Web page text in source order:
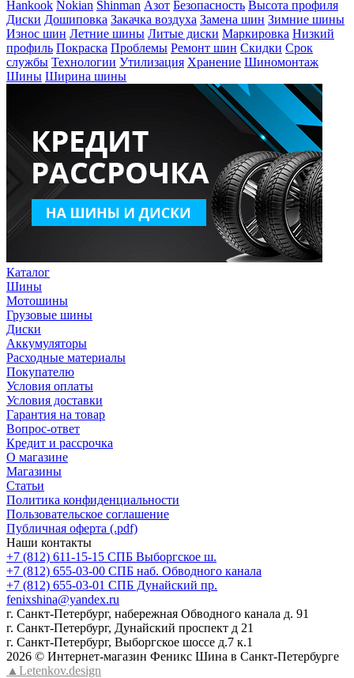
Hankook Nokian Shinman Азот Безопасность Высота профиля
Диски Дошиповка Закачка воздуха Замена шин Зимние шины
Износ шин Летние шины Литые диски Маркировка Низкий
профиль Покраска Проблемы Ремонт шин Скидки Срок
службы Технологии Утилизация Хранение Шиномонтаж
Шины Ширина шины
Каталог
Шины
Мотошины
Грузовые шины
Диски
Аккумуляторы
Расходные материалы
Покупателю
Условия оплаты
Условия доставки
Гарантия на товар
Вопрос-ответ
Кредит и рассрочка
О магазине
Магазины
Статьи
Политика конфиденциальности
Пользовательское соглашение
Публичная оферта (.pdf)
Наши контакты
+7 (812) 611-15-15 СПБ Выборгское ш.
+7 (812) 655-03-00 СПБ наб. Обводного канала
+7 (812) 655-03-01 СПБ Дунайский пр.
fenixshina@yandex.ru
г. Санкт-Петербург, набережная Обводного канала д. 91
г. Санкт-Петербург, Дунайский проспект д 21
г. Санкт-Петербург, Выборгское шоссе д.7 к.1
2026 © Интернет-магазин Феникс Шина в Санкт-Петербурге
▲Letenkov.design